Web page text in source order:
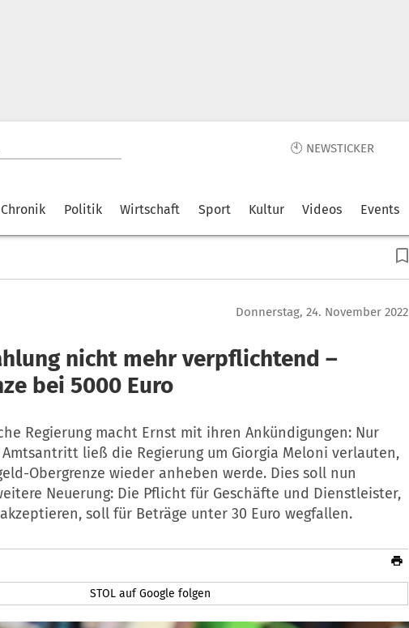
🕙 NEWSTICKER
Chronik Politik Wirtschaft Sport Kultur Videos Events
Donnerstag, 24. November 2022
nicht mehr verpflichtend –
bei 5000 Euro
Regierung macht Ernst mit ihren Ankündigungen: Nur
Amtsantritt ließ die Regierung um Giorgia Meloni verlauten,
Obergrenze wieder anheben werde. Dies soll nun
Neuerung: Die Pflicht für Geschäfte und Dienstleister,
soll für Beträge unter 30 Euro wegfallen.
STOL auf Google folgen